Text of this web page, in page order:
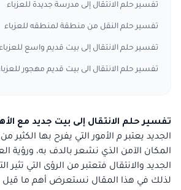
تفسير حلم الانتقال إلى مدرسة جديدة للعزباء
تفسير حلم النقل من منطقة لمنطقه للعزباء
تفسير حلم الانتقال إلى بيت قديم واسع
تفسير حلم الانتقال الى بيت قديم مهجور
تفسير حلم الانتقال إلى بيت جديد مع
الجديد يعتبر م الأمور التي يفرح بها
المكان الآمن الذي نشعر بالدف به، ورؤية
الجديد والانتقال فتعتبر من الرؤى التي تثير
لذلك في هذا المقال نستعرض أهم ما